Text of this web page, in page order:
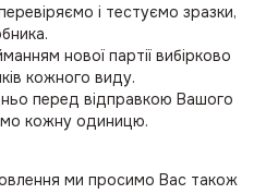
і тестуємо зразки,
нової партії вибірково
кожного виду.
перед відправкою Вашого
кожну одиницю.
ми просимо Вас також